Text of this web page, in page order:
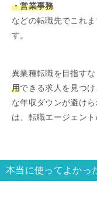
・営業事務
などの転職先でこれ
す。
異業種転職を目指す
用できる求人を見つ
な年収ダウンが避け
は、転職エージェン
本当に使ってよかっ